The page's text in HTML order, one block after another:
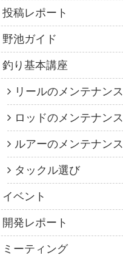
投稿レポート
野池ガイド
釣り基本講座
リールのメンテナンス
ロッドのメンテナンス
ルアーのメンテナンス
タックル選び
イベント
開発レポート
ミーティング